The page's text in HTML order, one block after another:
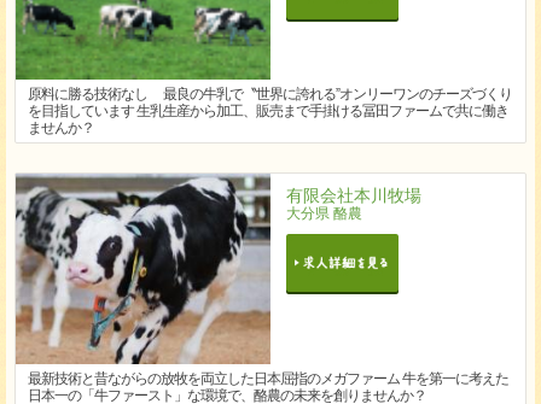
原料に勝る技術なし 最良の牛乳で〝世界に誇れる”オンリーワンのチーズづくり
を目指しています 生乳生産から加工、販売まで手掛ける冨田ファームで共に働き
ませんか？
有限会社本川牧場
大分県 酪農
最新技術と昔ながらの放牧を両立した日本屈指のメガファーム 牛を第一に考えた
日本一の「牛ファースト」な環境で、酪農の未来を創りませんか？